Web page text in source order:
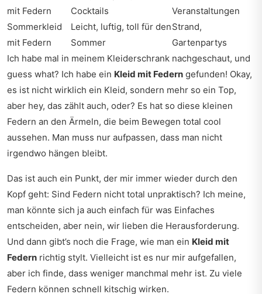
mit Federn
Cocktails
Veranstaltungen
Sommerkleid
mit Federn
Leicht, luftig, toll für den
Sommer
Strand,
Gartenpartys
Ich habe mal in meinem Kleiderschrank nachgeschaut, und
guess what? Ich habe ein Kleid mit Federn gefunden! Okay,
es ist nicht wirklich ein Kleid, sondern mehr so ein Top,
aber hey, das zählt auch, oder? Es hat so diese kleinen
Federn an den Ärmeln, die beim Bewegen total cool
aussehen. Man muss nur aufpassen, dass man nicht
irgendwo hängen bleibt.
Das ist auch ein Punkt, der mir immer wieder durch den
Kopf geht: Sind Federn nicht total unpraktisch? Ich meine,
man könnte sich ja auch einfach für was Einfaches
entscheiden, aber nein, wir lieben die Herausforderung.
Und dann gibt’s noch die Frage, wie man ein Kleid mit
Federn richtig stylt. Vielleicht ist es nur mir aufgefallen,
aber ich finde, dass weniger manchmal mehr ist. Zu viele
Federn können schnell kitschig wirken.